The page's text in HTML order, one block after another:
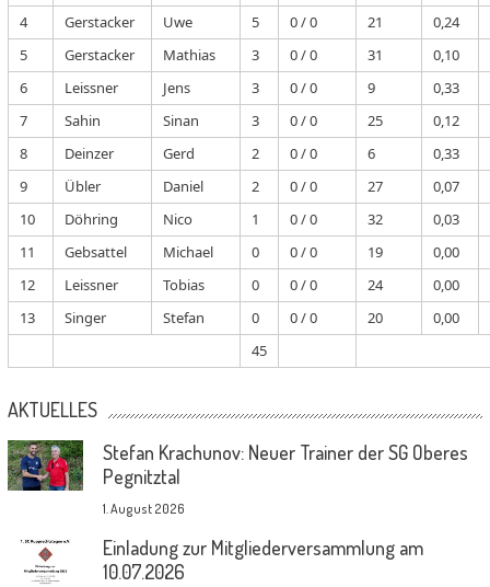
4
Gerstacker Uwe 5 0 / 0 21
0,24
5
Gerstacker Mathias 3 0 / 0 31
0,10
6
Leissner Jens 3 0 / 0 9
0,33
7
Sahin Sinan 3 0 / 0 25
0,12
8
Deinzer Gerd 2 0 / 0 6
0,33
9
Übler Daniel 2 0 / 0 27
0,07
10
Döhring Nico 1 0 / 0 32
0,03
11
Gebsattel Michael 0 0 / 0 19 0,00
12
Leissner Tobias 0 0 / 0 24 0,00
13
Singer Stefan 0 0 / 0 20 0,00
45
AKTUELLES
Stefan Krachunov: Neuer Trainer der SG Oberes
Pegnitztal
1. August 2026
Einladung zur Mitgliederversammlung am
10.07.2026